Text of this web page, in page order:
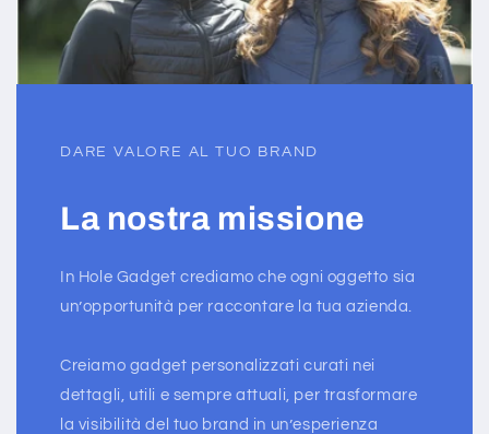
DARE VALORE AL TUO BRAND
La nostra missione
In Hole Gadget crediamo che ogni oggetto sia
un’opportunità per raccontare la tua azienda.
Creiamo gadget personalizzati curati nei
dettagli, utili e sempre attuali, per trasformare
la visibilità del tuo brand in un’esperienza